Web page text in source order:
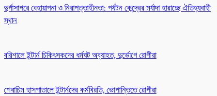
দুর্গাসাগরে বেহায়াপনা ও নিরাপত্তাহীনতা: পর্যটন কেন্দ্রের মর্যাদা হারাচ্ছে ঐতিহ্যবাহী
স্থান
বরিশালে ইন্টার্ন চিকিৎসকদের ধর্মঘট অব‍্যাহত, দুর্ভোগে রোগীরা
শেবাচিম হাসপাতালে ইন্টার্নদের কর্মবিরতি, ভোগান্তিতে রোগীরা